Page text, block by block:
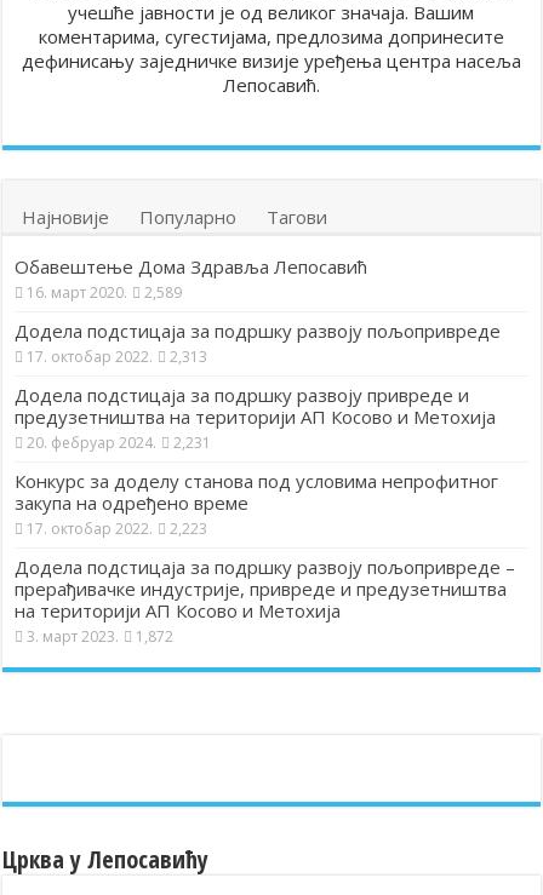
учешће јавности је од великог значаја. Вашим
коментарима, сугестијама, предлозима допринесите
дефинисању заједничке визије уређења центра насеља
Лепосавић.
Најновије Популарно Тагови
Обавештење Дома Здравља Лепосавић
16. март 2020. 2,589
Додела подстицаја за подршку развоју пољопривреде
17. октобар 2022. 2,313
Додела подстицаја за подршку развоју привреде и
предузетништва на територији АП Косово и Метохија
20. фебруар 2024. 2,231
Конкурс за доделу станова под условима непрофитног
закупа на одређено време
17. октобар 2022. 2,223
Додела подстицаја за подршку развоју пољопривреде –
прерађивачке индустрије, привреде и предузетништва
на територији АП Косово и Метохија
3. март 2023. 1,872
Црква у Лепосавићу